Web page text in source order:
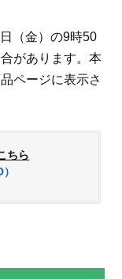
（金）の9時50
があります。本
ページに表示さ
ちら